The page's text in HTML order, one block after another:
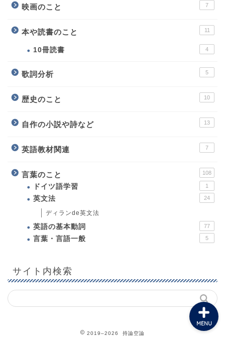
映画のこと 7
本や読書のこと 11
10冊読書 4
歌詞分析 5
歴史のこと 10
自作の小説や詩など 13
英語教材関連 7
言葉のこと 108
ドイツ語学習 1
英文法 24
ディランde英文法
英語の基本動詞 77
言葉・言語一般 5
サイト内検索
2019–2026 持論空論
MENU